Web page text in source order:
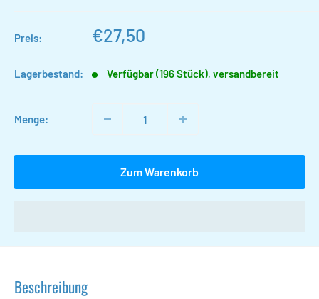
Preis: Sonderpreis
€27,50
Lagerbestand: Verfügbar (196 Stück), versandbereit
Menge:
Zum Warenkorb
Beschreibung